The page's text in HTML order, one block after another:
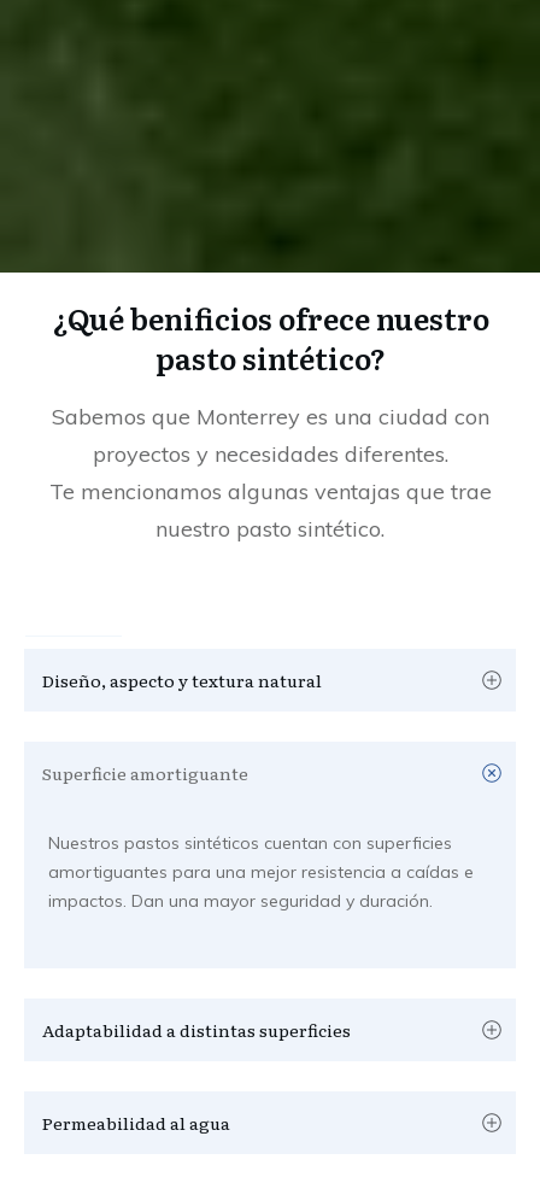
¿Qué benificios ofrece nuestro
pasto sintético?
Sabemos que Monterrey es una ciudad con
proyectos y necesidades diferentes.
Te mencionamos algunas ventajas que trae
nuestro pasto sintético.
Diseño, aspecto y textura natural
Superficie amortiguante
Nuestros pastos sintéticos cuentan con superficies
amortiguantes para una mejor resistencia a caídas e
impactos. Dan una mayor seguridad y duración.
Adaptabilidad a distintas superficies
Permeabilidad al agua